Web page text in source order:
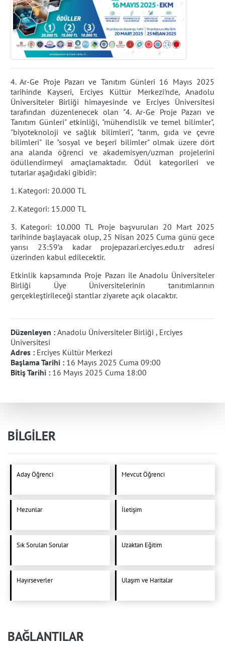
4. Ar-Ge Proje Pazarı ve Tanıtım Günleri 16 Mayıs 2025
tarihinde Kayseri, Erciyes Kültür Merkezi'nde, Anadolu
Üniversiteler Birliği himayesinde ve Erciyes Üniversitesi
tarafından düzenlenecek olan "4. Ar-Ge Proje Pazarı ve
Tanıtım Günleri" etkinliği, "mühendislik ve temel bilimler",
"biyoteknoloji ve sağlık bilimleri", "tarım, gıda ve çevre
bilimleri" ile "sosyal ve beşerî bilimler" olmak üzere dört
ana alanda öğrenci ve akademisyen/uzman projelerini
ödüllendirmeyi amaçlamaktadır. Ödül kategorileri ve
tutarlar aşağıdaki gibidir:
1. Kategori: 20.000 TL
2. Kategori: 15.000 TL
3. Kategori: 10.000 TL Proje başvuruları 20 Mart 2025
tarihinde başlayacak olup, 25 Nisan 2025 Cuma günü gece
yarısı 23:59’a kadar projepazari.erciyes.edu.tr adresi
üzerinden kabul edilecektir.
Etkinlik kapsamında Proje Pazarı ile Anadolu Üniversiteler
Birliği Üye Üniversitelerinin tanıtımlarının
gerçekleştirileceği stantlar ziyarete açık olacaktır.
Düzenleyen : Anadolu Üniversiteler Birliği , Erciyes
Üniversitesi
Adres : Erciyes Kültür Merkezi
Başlama Tarihi : 16 Mayıs 2025 Cuma 09:00
Bitiş Tarihi : 16 Mayıs 2025 Cuma 18:00
BİLGİLER
Aday Öğrenci Mevcut Öğrenci
Mezunlar İletişim
Sık Sorulan Sorular Uzaktan Eğitim
Hayırseverler Ulaşım ve Haritalar
BAĞLANTILAR